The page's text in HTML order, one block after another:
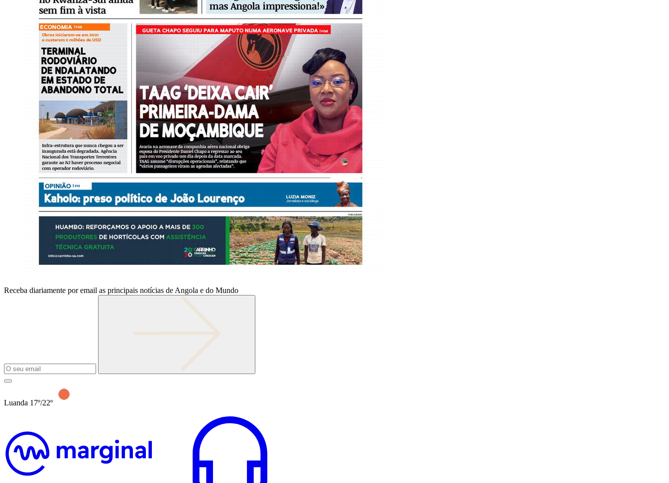
Receba diariamente por email as principais notícias de Angola e do Mundo
Luanda 17º/22º